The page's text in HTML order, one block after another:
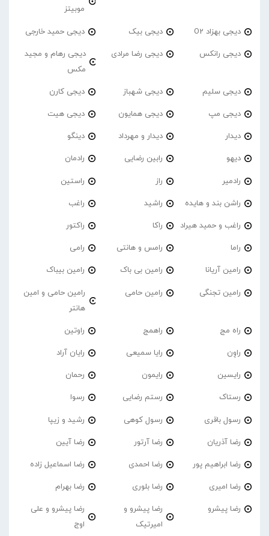
موبیتز
دیجی بهزاد O2 دیجی بیک دیجی حمید خارجی
دیجی رانکس دیجی رضا مرادی
دیجی رهام و مجید
مکس
دیجی سلیم دیجی شهباز دیجی کارن
دیجی مپ دیجی همایون دیجی هیت
دیدار دیدار و مهرداد دینگو
دیهو رابین رضایی رادمان
رادمیر راز راستین
راشن بند و هایده راشید راغب
راغب و حمید هیراد راکا راکتور
راما رامس و هانتی رامی
رامین آریانا رامین بی باک رامین بیباک
رامین تجنگی رامین حامی
رامین حامی و امین
هانتر
راه مج راهمج راوتین
راوِن رایا سمیعی رایان آراد
رایسین رایمون رحمان
رستاک رستم رضایی رسوا
رسول باقری رسول کوهی رشید و زیپا
رضا آذریان رضا آرتور رضا آیین
رضا ابراهیم پور رضا احمدی رضا اسماعیل زاده
رضا امیری رضا بلوری رضا بهرام
رضا پیشرو
رضا پیشرو و
امیرتیک
رضا پیشرو و علی
اوج